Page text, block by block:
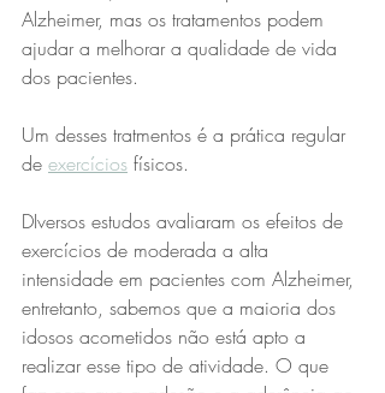
Alzheimer, mas os tratamentos podem
ajudar a melhorar a qualidade de vida
dos pacientes.
Um desses tratmentos é a prática regular
de exercícios físicos.
DIversos estudos avaliaram os efeitos de
exercícios de moderada a alta
intensidade em pacientes com Alzheimer,
entretanto, sabemos que a maioria dos
idosos acometidos não está apto a
realizar esse tipo de atividade. O que